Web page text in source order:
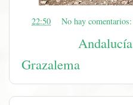
22:50 No hay comentarios:
Andalucía
Grazalema